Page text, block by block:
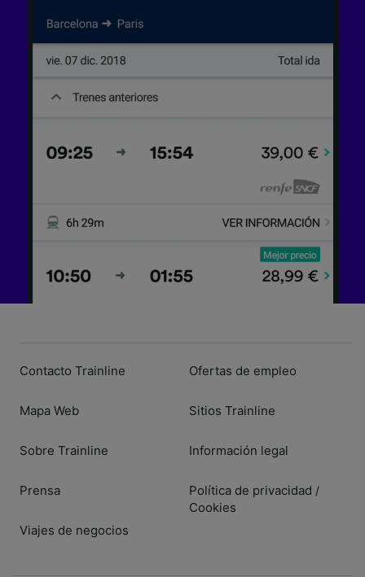
Contacto Trainline
Mapa Web
Sobre Trainline
Prensa
Viajes de negocios
Ofertas de empleo
Sitios Trainline
Información legal
Política de privacidad /
Cookies